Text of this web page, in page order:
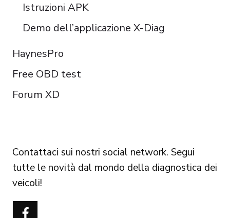
Istruzioni APK
Demo dell’applicazione X-Diag
HaynesPro
Free OBD test
Forum XD
Contattaci sui nostri social network. Segui
tutte le novità dal mondo della diagnostica dei
veicoli!